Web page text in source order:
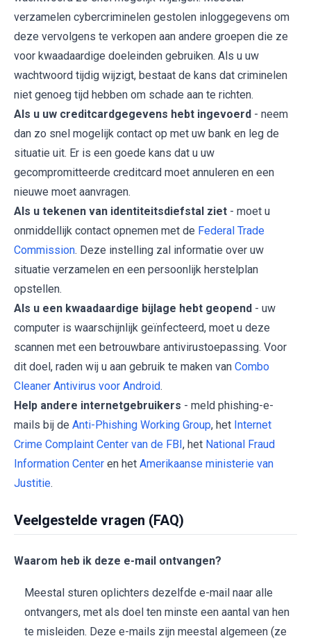
verzamelen cybercriminelen gestolen inloggegevens om
deze vervolgens te verkopen aan andere groepen die ze
voor kwaadaardige doeleinden gebruiken. Als u uw
wachtwoord tijdig wijzigt, bestaat de kans dat criminelen
niet genoeg tijd hebben om schade aan te richten.
Als u uw creditcardgegevens hebt ingevoerd - neem
dan zo snel mogelijk contact op met uw bank en leg de
situatie uit. Er is een goede kans dat u uw
gecompromitteerde creditcard moet annuleren en een
nieuwe moet aanvragen.
Als u tekenen van identiteitsdiefstal ziet - moet u
onmiddellijk contact opnemen met de Federal Trade
Commission. Deze instelling zal informatie over uw
situatie verzamelen en een persoonlijk herstelplan
opstellen.
Als u een kwaadaardige bijlage hebt geopend - uw
computer is waarschijnlijk geïnfecteerd, moet u deze
scannen met een betrouwbare antivirustoepassing. Voor
dit doel, raden wij u aan gebruik te maken van Combo
Cleaner Antivirus voor Android.
Help andere internetgebruikers - meld phishing-e-
mails bij de Anti-Phishing Working Group, het Internet
Crime Complaint Center van de FBI, het National Fraud
Information Center en het Amerikaanse ministerie van
Justitie.
Veelgestelde vragen (FAQ)
Waarom heb ik deze e-mail ontvangen?
Meestal sturen oplichters dezelfde e-mail naar alle
ontvangers, met als doel ten minste een aantal van hen
te misleiden. Deze e-mails zijn meestal algemeen (ze